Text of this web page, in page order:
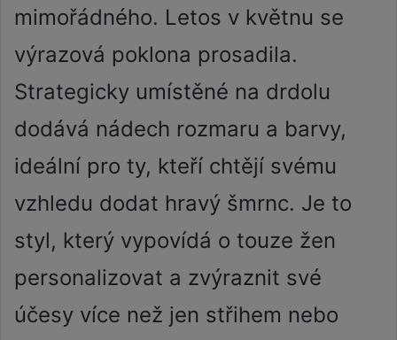
mimořádného. Letos v květnu se
výrazová poklona prosadila.
Strategicky umístěné na drdolu
dodává nádech rozmaru a barvy,
ideální pro ty, kteří chtějí svému
vzhledu dodat hravý šmrnc. Je to
styl, který vypovídá o touze žen
personalizovat a zvýraznit své
účesy více než jen střihem nebo